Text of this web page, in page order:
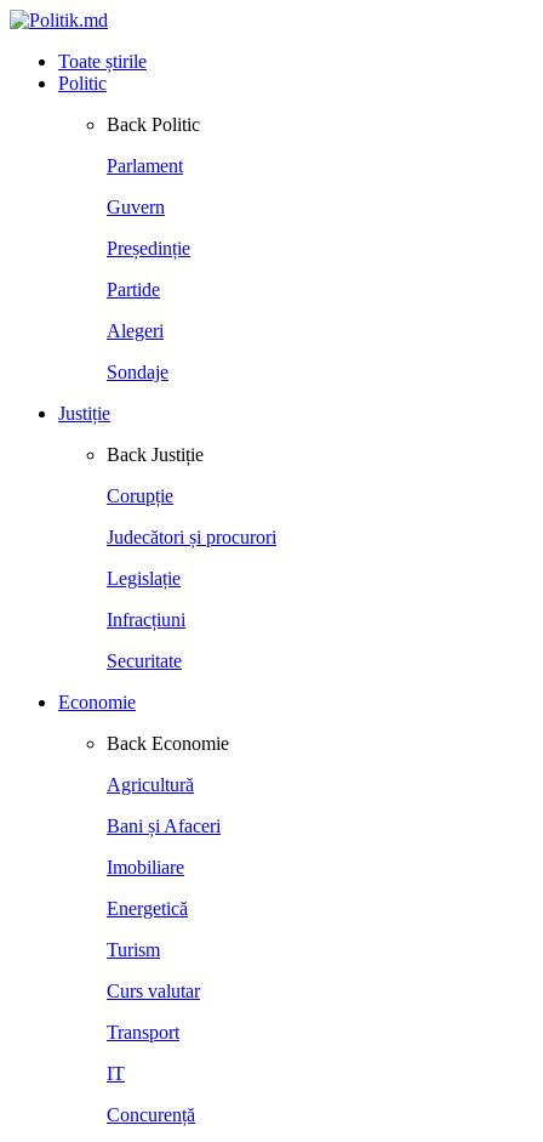
Toate știrile
Politic
Back Politic
Parlament
Guvern
Președinție
Partide
Alegeri
Sondaje
Justiție
Back Justiție
Corupție
Judecători și procurori
Legislație
Infracțiuni
Securitate
Economie
Back Economie
Agricultură
Bani și Afaceri
Imobiliare
Energetică
Turism
Curs valutar
Transport
IT
Concurență